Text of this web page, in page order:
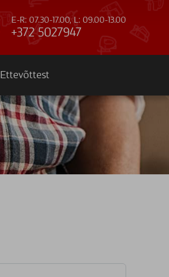
E-R: 07.30-17.00, L: 09.00-13.00
+372 5027947
Ettevõttest